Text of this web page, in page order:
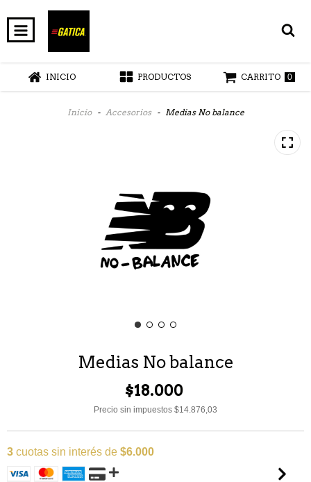
INICIO PRODUCTOS CARRITO 0
Inicio - Accesorios - Medias No balance
Medias No balance
$18.000
Precio sin impuestos $14.876,03
3 cuotas sin interés de $6.000